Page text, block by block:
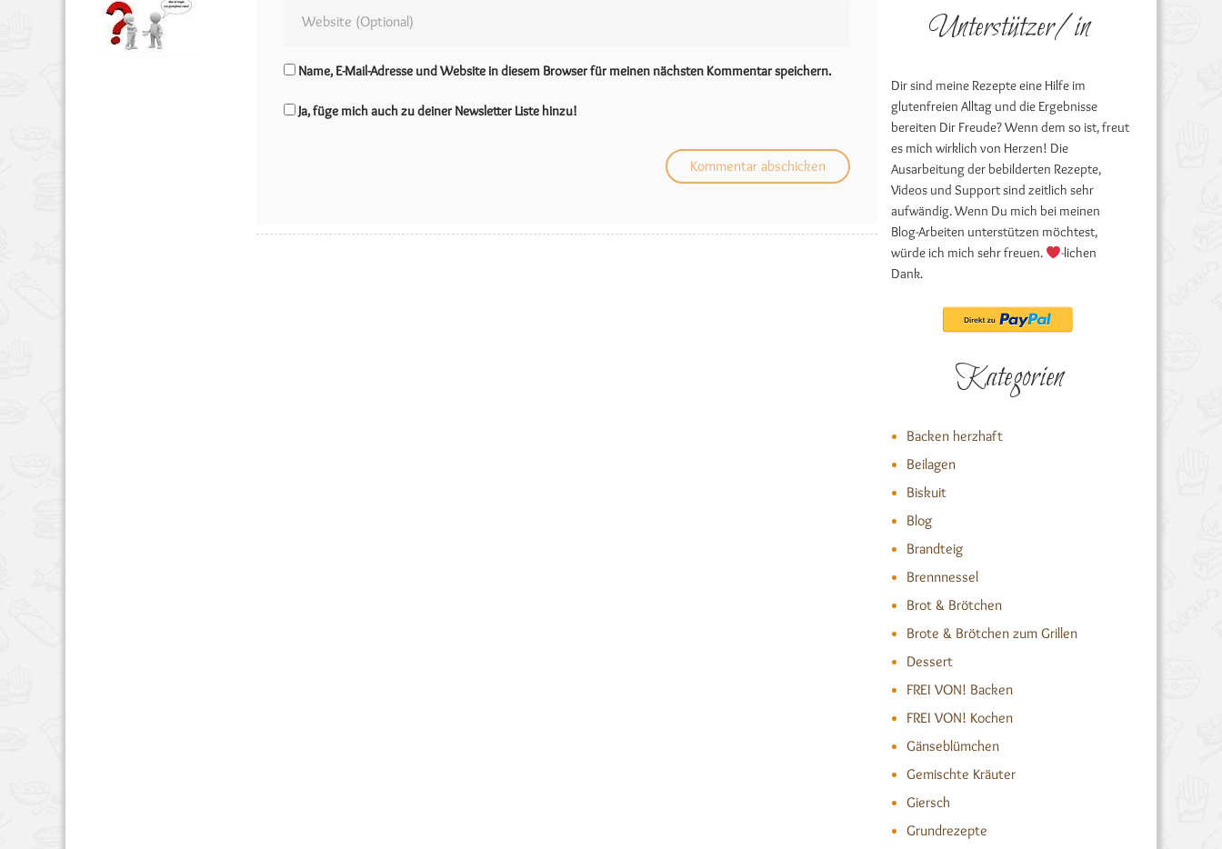
Name, E-Mail-Adresse und Website in diesem Browser für meinen nächsten Kommentar speichern.
Ja, füge mich auch zu deiner Newsletter Liste hinzu!
Unterstützer/in
Dir sind meine Rezepte eine Hilfe im
glutenfreien Alltag und die Ergebnisse
bereiten Dir Freude? Wenn dem so ist, freut
es mich wirklich von Herzen! Die
Ausarbeitung der bebilderten Rezepte,
Videos und Support sind zeitlich sehr
aufwändig. Wenn Du mich bei meinen
Blog-Arbeiten unterstützen möchtest,
würde ich mich sehr freuen.
-lichen
Dank.
Kategorien
Backen herzhaft
Beilagen
Biskuit
Blog
Brandteig
Brennnessel
Brot & Brötchen
Brote & Brötchen zum Grillen
Dessert
FREI VON! Backen
FREI VON! Kochen
Gänseblümchen
Gemischte Kräuter
Giersch
Grundrezepte